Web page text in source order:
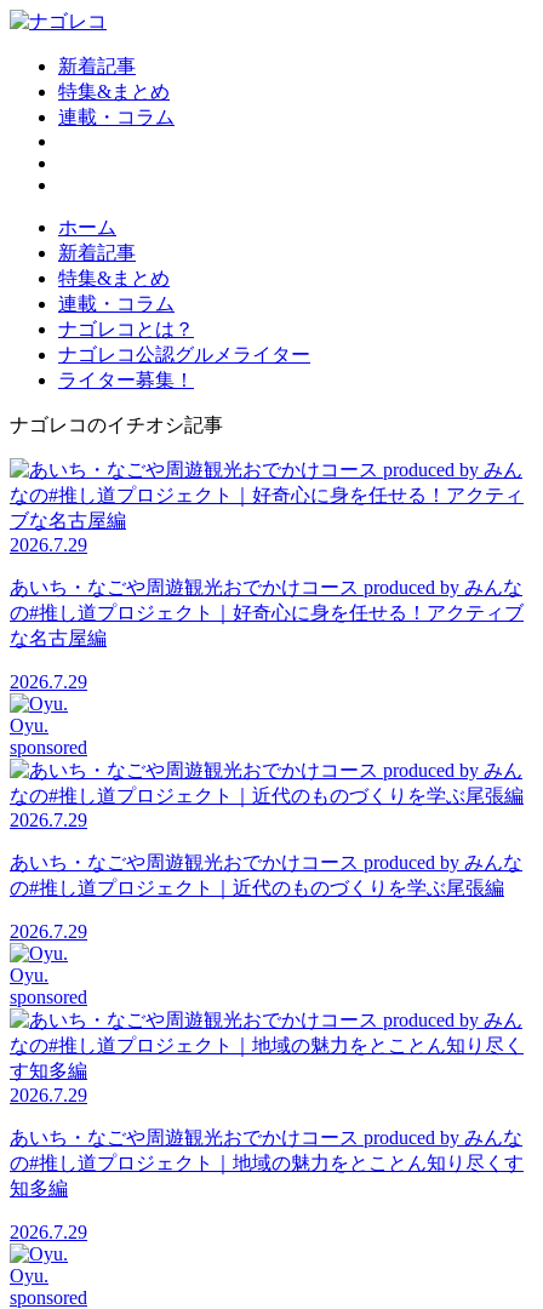
新着記事
特集&まとめ
連載・コラム
ホーム
新着記事
特集&まとめ
連載・コラム
ナゴレコとは？
ナゴレコ公認グルメライター
ライター募集！
ナゴレコのイチオシ記事
2026.7.29
あいち・なごや周遊観光おでかけコース produced by みんな
の#推し道プロジェクト｜好奇心に身を任せる！アクティブ
な名古屋編
2026.7.29
Oyu.
sponsored
2026.7.29
あいち・なごや周遊観光おでかけコース produced by みんな
の#推し道プロジェクト｜近代のものづくりを学ぶ尾張編
2026.7.29
Oyu.
sponsored
2026.7.29
あいち・なごや周遊観光おでかけコース produced by みんな
の#推し道プロジェクト｜地域の魅力をとことん知り尽くす
知多編
2026.7.29
Oyu.
sponsored